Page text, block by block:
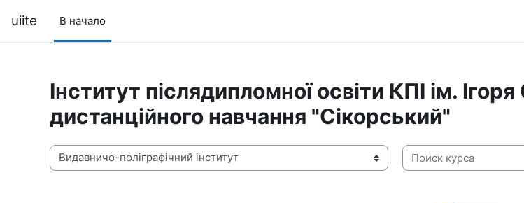
uiite В начало
Інститут післядипломної освіти КПІ ім.
дистанційного навчання "Сікорський"
Категории курсов
Поиск курса